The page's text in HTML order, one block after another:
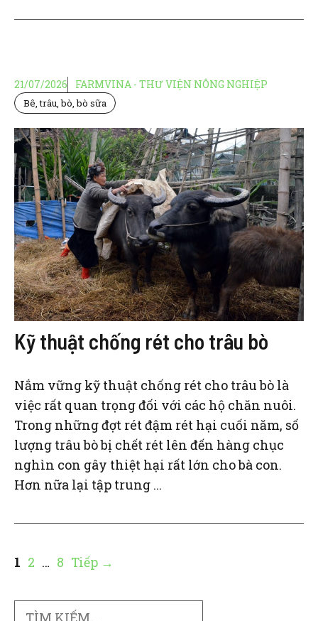
21/07/2026 FARMVINA - THƯ VIỆN NÔNG NGHIỆP
Bê, trâu, bò, bò sữa
Kỹ thuật chống rét cho trâu bò
Nắm vững kỹ thuật chống rét cho trâu bò là
việc rất quan trọng đối với các hộ chăn nuôi.
Trong những đợt rét đậm rét hại cuối năm, số
lượng trâu bò bị chết rét lên đến hàng chục
nghìn con gây thiệt hại rất lớn cho bà con.
Hơn nữa lại tập trung ...
Trang
1 Trang
2 … Trang
8 Tiếp →
Search